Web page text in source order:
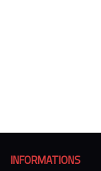
INFORMATIONS